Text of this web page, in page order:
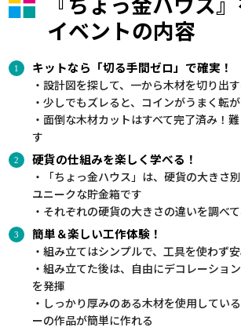
イベントの内容
キットなら「切る手間ゼロ」で確実！
・設計図を探して、一から木材を切り出
・少しでもズレると、コインがうまく転が
・面倒な木材カットはすべて完了済み！
す
硬貨の仕組みを楽しく学べる！
・「ちょっ金ハウス」は、硬貨の大きさ
ユニークな貯金箱です
・それぞれの硬貨の大きさの違いを調べ
簡単＆楽しい工作体験！
・組み立てはシンプルで、工具を使わず
・組み立てた後は、自由にデコレーショ
を発揮
・しっかり厚みのある木材を使用してい
ーの作品が簡単に作れる